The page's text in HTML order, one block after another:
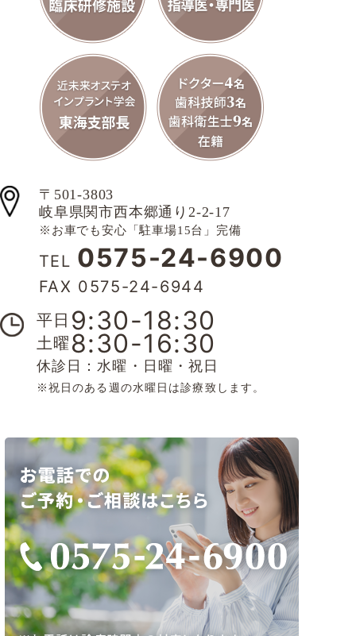
〒501-3803
岐阜県関市西本郷通り2-2-17
※お車でも安心「駐車場15台」完備
TEL 0575-24-6900
FAX 0575-24-6944
平日 9:30-18:30
土曜 8:30-16:30
休診日：水曜・日曜・祝日
※祝日のある週の水曜日は診療致します。